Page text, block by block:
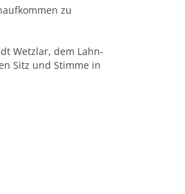
zu
Wetzlar, dem Lahn-
Sitz und Stimme in